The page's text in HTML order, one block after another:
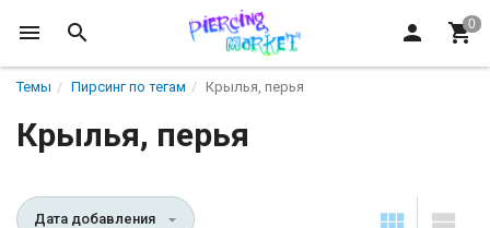
Темы Пирсинг по тегам Крылья, перья
Крылья, перья
Дата добавления